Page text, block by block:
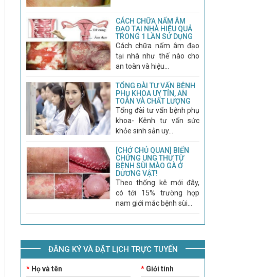
CÁCH CHỮA NẤM ÂM
ĐẠO TẠI NHÀ HIỆU QUẢ
TRONG 1 LẦN SỬ DỤNG
Cách chữa nấm âm đạo
tại nhà như thế nào cho
an toàn và hiệu...
TỔNG ĐÀI TƯ VẤN BỆNH
PHỤ KHOA UY TÍN, AN
TOÀN VÀ CHẤT LƯỢNG
Tổng đài tư vấn bệnh phụ
khoa- Kênh tư vấn sức
khỏe sinh sản uy...
[CHỚ CHỦ QUAN] BIẾN
CHỨNG UNG THƯ TỪ
BỆNH SÙI MÀO GÀ Ở
DƯƠNG VẬT!
Theo thống kê mới đây,
có tới 15% trường hợp
nam giới mắc bệnh sùi...
ĐĂNG KÝ VÀ ĐẶT LỊCH TRỰC TUYẾN
*Họ và tên *Giới tính